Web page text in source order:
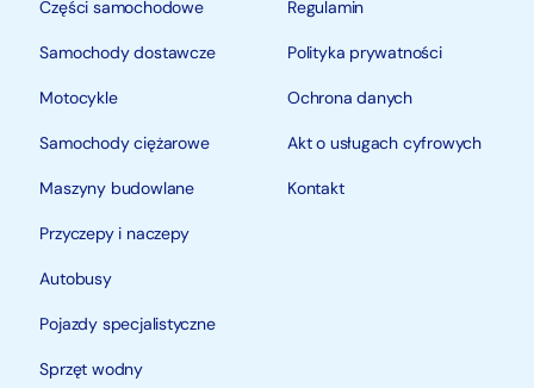
Części samochodowe
Samochody dostawcze
Motocykle
Samochody ciężarowe
Maszyny budowlane
Przyczepy i naczepy
Autobusy
Pojazdy specjalistyczne
Sprzęt wodny
Regulamin
Polityka prywatności
Ochrona danych
Akt o usługach cyfrowych
Kontakt